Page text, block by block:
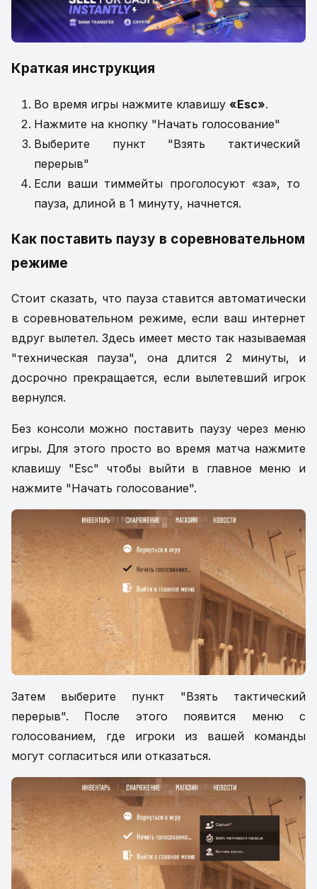
Краткая инструкция
Во время игры нажмите клавишу «Esc».
Нажмите на кнопку "Начать голосование"
Выберите пункт "Взять тактический
перерыв"
Если ваши тиммейты проголосуют «за», то
пауза, длиной в 1 минуту, начнется.
Как поставить паузу в соревновательном
режиме
Стоит сказать, что пауза ставится автоматически
в соревновательном режиме, если ваш интернет
вдруг вылетел. Здесь имеет место так называемая
"техническая пауза", она длится 2 минуты, и
досрочно прекращается, если вылетевший игрок
вернулся.
Без консоли можно поставить паузу через меню
игры. Для этого просто во время матча нажмите
клавишу "Esc" чтобы выйти в главное меню и
нажмите "Начать голосование".
Затем выберите пункт "Взять тактический
перерыв". После этого появится меню с
голосованием, где игроки из вашей команды
могут согласиться или отказаться.